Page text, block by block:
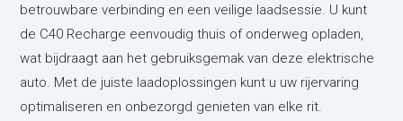
betrouwbare verbinding en een veilige laadsessie. U kunt
de C40 Recharge eenvoudig thuis of onderweg opladen,
wat bijdraagt aan het gebruiksgemak van deze elektrische
auto. Met de juiste laadoplossingen kunt u uw rijervaring
optimaliseren en onbezorgd genieten van elke rit.